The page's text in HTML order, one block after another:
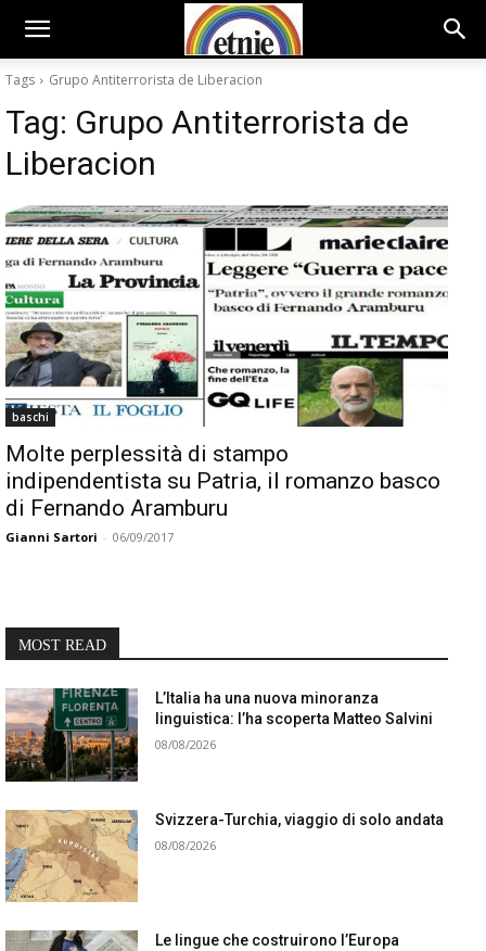
Tags Grupo Antiterrorista de Liberacion
Tag: Grupo Antiterrorista de
Liberacion
baschi
Molte perplessità di stampo
indipendentista su Patria, il romanzo basco
di Fernando Aramburu
Gianni Sartori - 06/09/2017
MOST READ
L’Italia ha una nuova minoranza
linguistica: l’ha scoperta Matteo Salvini
08/08/2026
Svizzera-Turchia, viaggio di solo andata
08/08/2026
Le lingue che costruirono l’Europa